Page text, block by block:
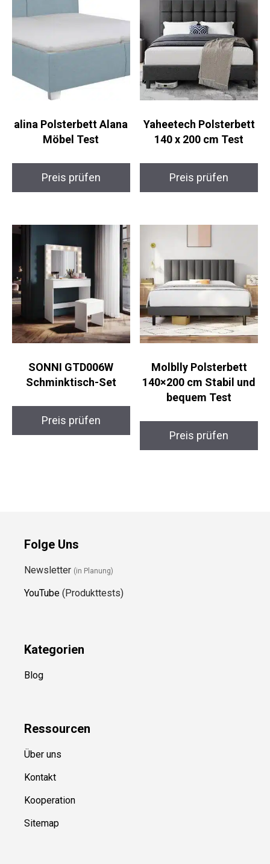
alina Polsterbett Alana
Möbel Test
Preis prüfen
Yaheetech Polsterbett
140 x 200 cm Test
Preis prüfen
SONNI GTD006W
Schminktisch-Set
Preis prüfen
Molblly Polsterbett
140×200 cm Stabil und
bequem Test
Preis prüfen
Folge Uns
Newsletter (in Planung)
YouTube (Produkttests)
Kategorien
Blog
Ressourcen
Über uns
Kontakt
Kooperation
Sitemap